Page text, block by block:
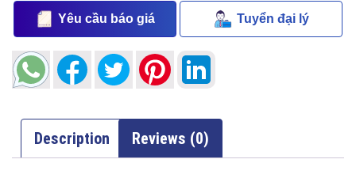
Yêu cầu báo giá Tuyển đại lý
Description Reviews (0)